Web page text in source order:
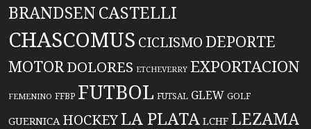
BRANDSENCASTELLI
CHASCOMUS CICLISMO DEPORTE
MOTORDOLORES ETCHEVERRY EXPORTACION
FEMENINO FFBP FUTBOL FUTSAL GLEW GOLF
GUERNICA HOCKEYLA PLATA LCHF LEZAMA